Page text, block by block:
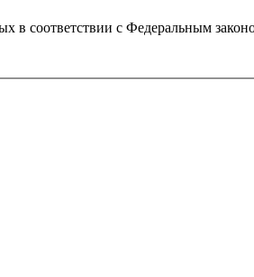
в соответствии с Федеральным